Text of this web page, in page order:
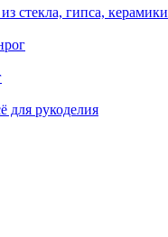
стекла, гипса, керамики
для рукоделия